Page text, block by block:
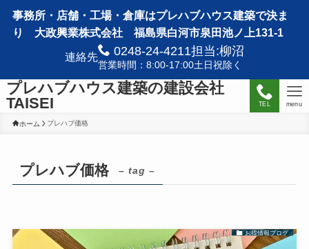
事務所・店舗・工場・倉庫はプレハブハウス建築で決ま
り 大政興業株式会社 福島県白河市泉田池ノ上131-1
連絡先 0248-24-4211担当:柳沼
営業時間：8:00-17:00土日祝除く
プレハブハウス建築の建設会社
TAISEI
TEL menu
ホーム プレハブ価格
プレハブ価格 – tag –
お得情報ブログ